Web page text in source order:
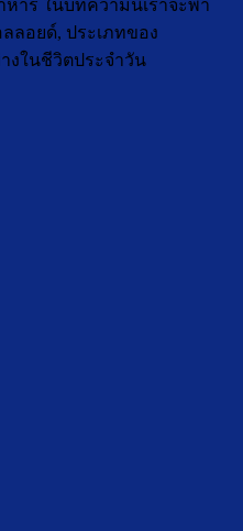
าร ในบทความนี้เราจะพา
ลอยด์, ประเภทของ
งในชีวิตประจำวัน